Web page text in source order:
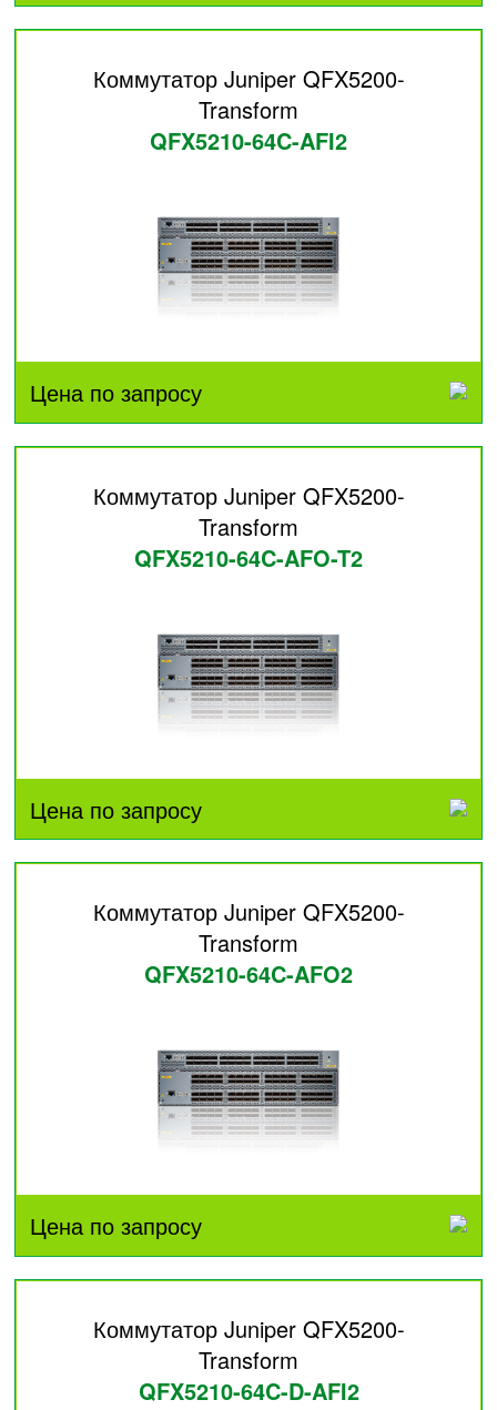
Коммутатор Juniper QFX5200-
Transform
QFX5210-64C-AFI2
Цена по запросу
Коммутатор Juniper QFX5200-
Transform
QFX5210-64C-AFO-T2
Цена по запросу
Коммутатор Juniper QFX5200-
Transform
QFX5210-64C-AFO2
Цена по запросу
Коммутатор Juniper QFX5200-
Transform
QFX5210-64C-D-AFI2